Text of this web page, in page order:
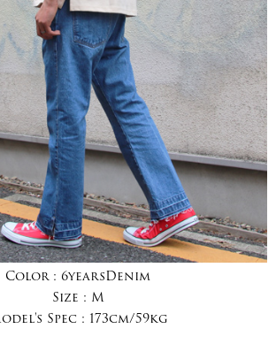
Color : 6yearsDenim
Size : M
Spec : 173cm/59kg